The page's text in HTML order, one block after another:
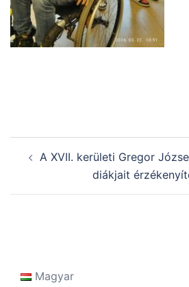
navigation
A XVII. kerületi Gregor
diákjait
Magyar